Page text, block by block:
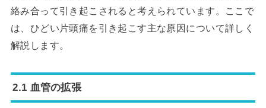
絡み合って引き起こされると考えられています。ここで
は、ひどい片頭痛を引き起こす主な原因について詳しく
解説します。
2.1 血管の拡張